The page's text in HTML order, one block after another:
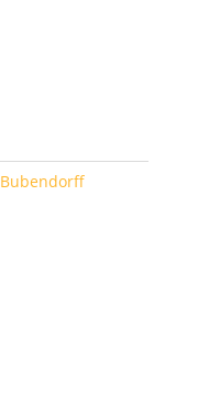
Bubendorff